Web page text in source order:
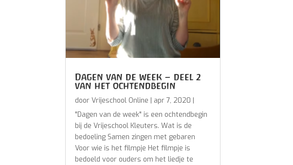
Dagen van de week – deel 2
van het ochtendbegin
doorVrijeschool Online | apr 7, 2020 |
"Dagen van de week" is een ochtendbegin
bij de Vrijeschool Kleuters. Wat is de
bedoeling Samen zingen met gebaren
Voor wie is het filmpje Het filmpje is
bedoeld voor ouders om het liedje te